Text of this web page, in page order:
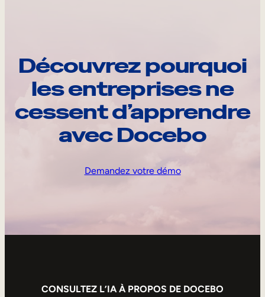
Découvrez pourquoi
les entreprises ne
cessent d’apprendre
avec Docebo
Demandez votre démo
CONSULTEZ L’IA À PROPOS DE DOCEBO